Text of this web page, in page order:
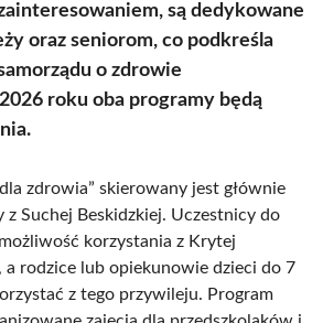
są dedykowane
oraz seniorom, co podkreśla
o zdrowie
roku oba programy będą
zdrowia” skierowany jest głównie
z Suchej Beskidzkiej. Uczestnicy do
korzystania z Krytej
a rodzice lub opiekunowie dzieci do 7
z tego przywileju. Program